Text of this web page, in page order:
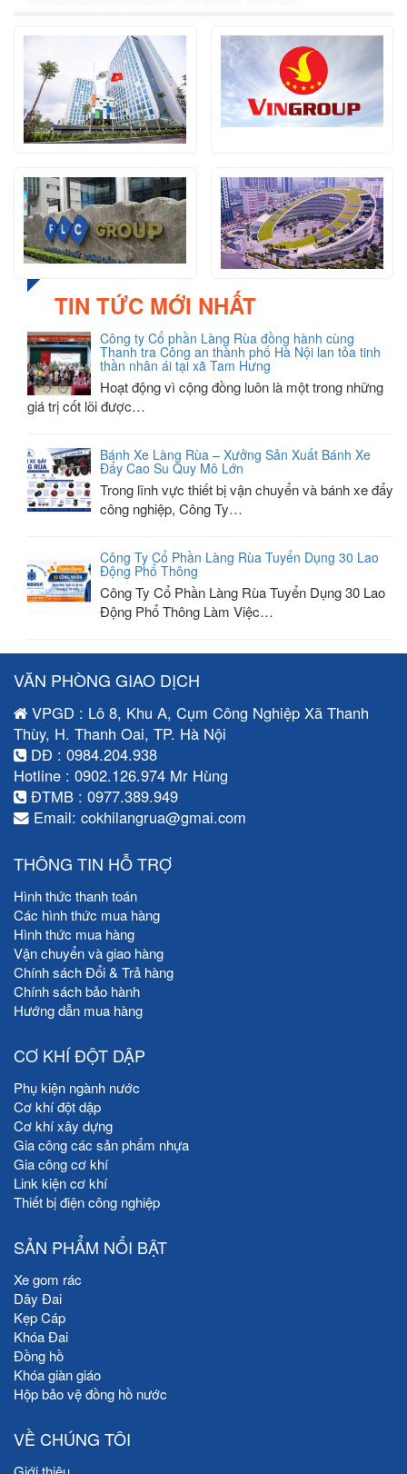
TIN TỨC MỚI NHẤT
Công ty Cổ phần Làng Rùa đồng hành cùng
Thanh tra Công an thành phố Hà Nội lan tỏa tinh
thần nhân ái tại xã Tam Hưng
Hoạt động vì cộng đồng luôn là một trong những
giá trị cốt lõi được…
Bánh Xe Làng Rùa – Xưởng Sản Xuất Bánh Xe
Đẩy Cao Su Quy Mô Lớn
Trong lĩnh vực thiết bị vận chuyển và bánh xe đẩy
công nghiệp, Công Ty…
Công Ty Cổ Phần Làng Rùa Tuyển Dụng 30 Lao
Động Phổ Thông
Công Ty Cổ Phần Làng Rùa Tuyển Dụng 30 Lao
Động Phổ Thông Làm Việc…
VĂN PHÒNG GIAO DỊCH
VPGD : Lô 8, Khu A, Cụm Công Nghiệp Xã Thanh
Thùy, H. Thanh Oai, TP. Hà Nội
DĐ : 0984.204.938
Hotline : 0902.126.974 Mr Hùng
ĐTMB : 0977.389.949
Email: cokhilangrua@gmai.com
THÔNG TIN HỖ TRỢ
Hình thức thanh toán
Các hình thức mua hàng
Hình thức mua hàng
Vận chuyển và giao hàng
Chính sách Đổi & Trả hàng
Chính sách bảo hành
Hướng dẫn mua hàng
CƠ KHÍ ĐỘT DẬP
Phụ kiện ngành nước
Cơ khí đột dập
Cơ khí xây dựng
Gia công các sản phẩm nhựa
Gia công cơ khí
Link kiện cơ khí
Thiết bị điện công nghiệp
SẢN PHẨM NỔI BẬT
Xe gom rác
Dây Đai
Kẹp Cáp
Khóa Đai
Đồng hồ
Khóa giàn giáo
Hộp bảo vệ đồng hồ nước
VỀ CHÚNG TÔI